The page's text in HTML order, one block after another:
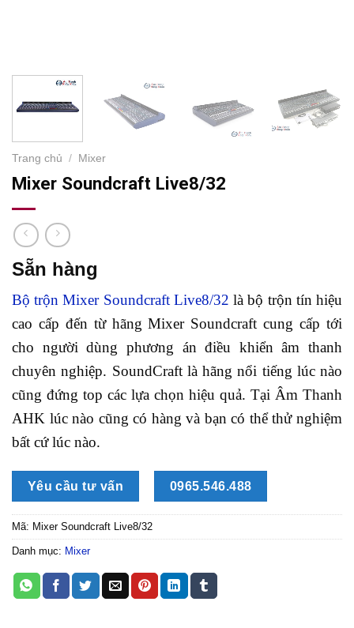
Trang chủ / Mixer
Mixer Soundcraft Live8/32
Sẵn hàng
Bộ trộn Mixer Soundcraft Live8/32 là bộ trộn tín hiệu
cao cấp đến từ hãng Mixer Soundcraft cung cấp tới
cho người dùng phương án điều khiển âm thanh
chuyên nghiệp. SoundCraft là hãng nổi tiếng lúc nào
cũng đứng top các lựa chọn hiệu quả. Tại Âm Thanh
AHK lúc nào cũng có hàng và bạn có thể thử nghiệm
bất cứ lúc nào.
Yêu cầu tư vấn 0965.546.488
Mã: Mixer Soundcraft Live8/32
Danh mục: Mixer